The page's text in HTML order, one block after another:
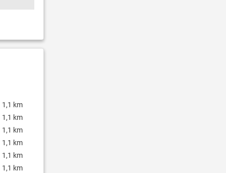
1,1 km
1,1 km
1,1 km
1,1 km
1,1 km
1,1 km